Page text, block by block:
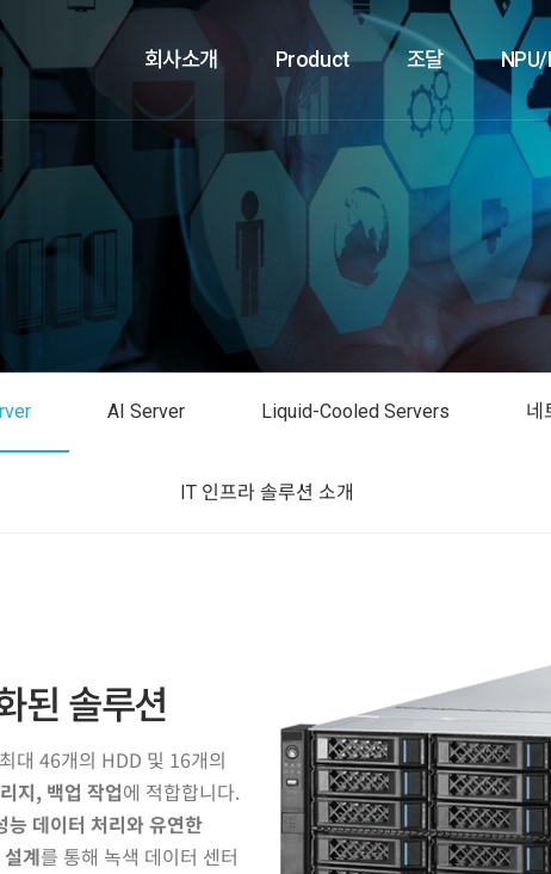
회사소개 Product 조달 NPU/
AI Server Liquid-Cooled Servers 네
IT 인프라 솔루션 소개
된 솔루션
대 46개의 HDD 및 16개의
지, 백업 작업에 적합합니다.
능 데이터 처리와 유연한
계를 통해 녹색 데이터 센터